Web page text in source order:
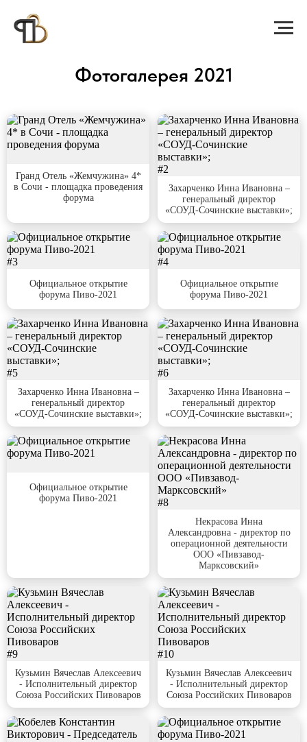
Фотогалерея 2021
Гранд Отель «Жемчужина» 4*
в Сочи - площадка проведения
форума
#2
Захарченко Инна Ивановна –
генеральный директор
«СОУД-Сочинские выставки»;
#3
Официальное открытие
форума Пиво-2021
#4
Официальное открытие
форума Пиво-2021
#5
Захарченко Инна Ивановна –
генеральный директор
«СОУД-Сочинские выставки»;
#6
Захарченко Инна Ивановна –
генеральный директор
«СОУД-Сочинские выставки»;
Официальное открытие
форума Пиво-2021
#8
Некрасова Инна
Александровна - директор по
операционной деятельности
ООО «Пивзавод-
Марксовский»
#9
Кузьмин Вячеслав Алексеевич
- Исполнительный директор
Союза Российских Пивоваров
#10
Кузьмин Вячеслав Алексеевич
- Исполнительный директор
Союза Российских Пивоваров